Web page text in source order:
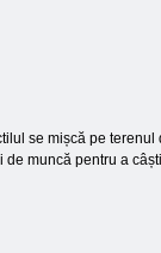
se mișcă pe
muncă pentru a